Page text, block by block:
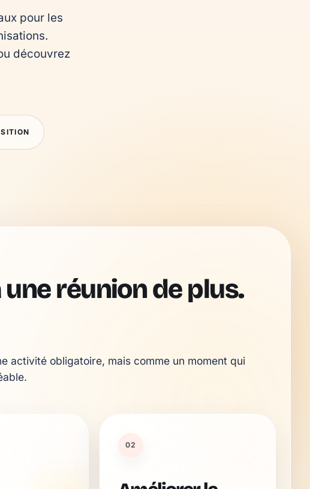
pour les
découvrez
réunion de plus.
activité obligatoire, mais comme un moment qui
02